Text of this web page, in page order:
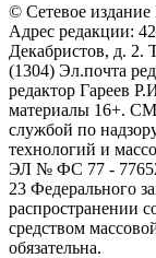
© Сетевое
Адрес редакции:
Декабристов, д. 2.
(1304) Эл.почта
редактор Гареев
материалы 16+.
службой по
технологий и
ЭЛ № ФС 77 - 77652
23 Федерального
распространении
средством
обязательна.